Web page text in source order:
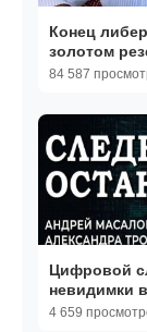
Конец
золотом
84 587
Цифровой
невидимки
4 659